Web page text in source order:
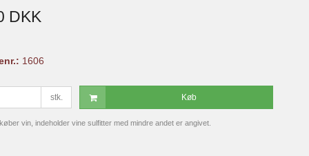
DKK
1606
stk. Køb
vin, indeholder vine sulfitter med mindre andet er angivet.